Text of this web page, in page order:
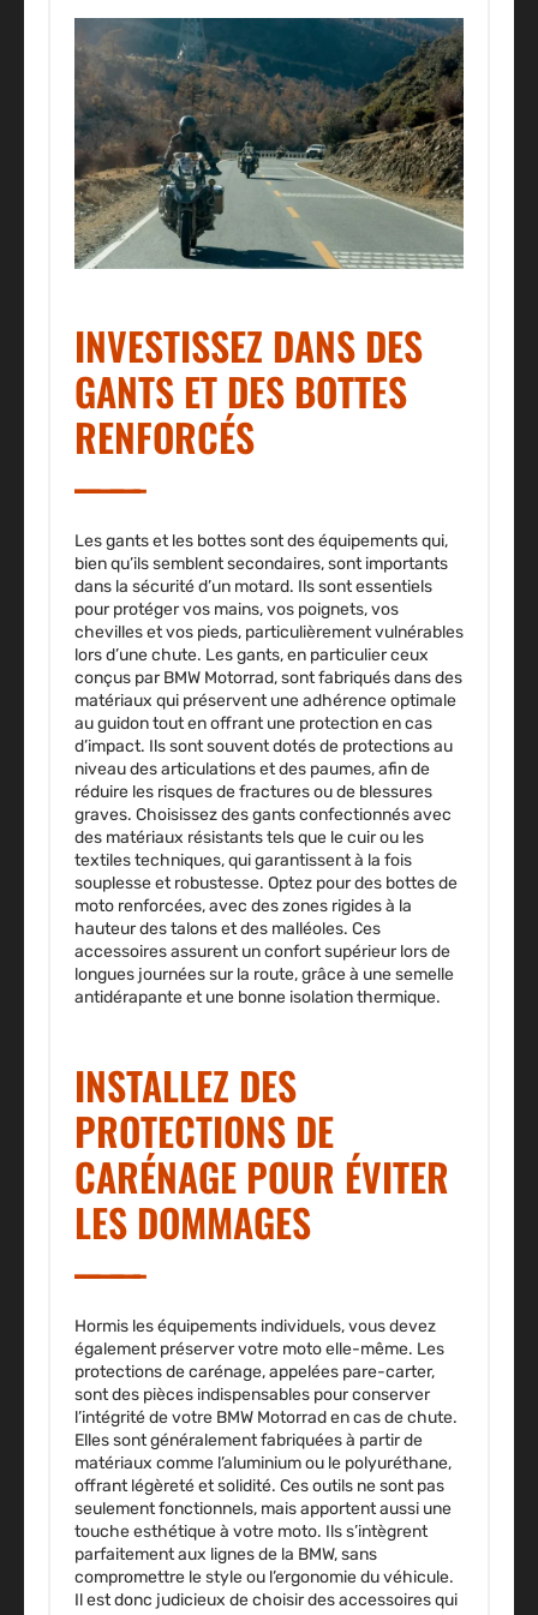
INVESTISSEZ DANS DES
GANTS ET DES BOTTES
RENFORCÉS
Les gants et les bottes sont des équipements qui,
bien qu’ils semblent secondaires, sont importants
dans la sécurité d’un motard. Ils sont essentiels
pourprotéger vos mains, vos poignets, vos
chevilleset vos pieds, particulièrement vulnérables
lors d’une chute. Les gants, en particulier ceux
conçus par BMW Motorrad, sont fabriqués dans des
matériaux qui préservent une adhérence optimale
au guidon tout en offrant une protection en cas
d’impact. Ils sont souvent dotés de protections au
niveau des articulations et des paumes, afin de
réduire les risques de fractures ou de blessures
graves. Choisissez des gants confectionnés avec
des matériaux résistants tels que le cuir ou les
textiles techniques, qui garantissent à la fois
souplesse et robustesse. Optez pour des bottes de
moto renforcées, avec des zones rigides à la
hauteur des talons et des malléoles. Ces
accessoires assurent un confort supérieur lors de
longues journées sur la route, grâce à une semelle
antidérapante et une bonne isolation thermique.
INSTALLEZ DES
PROTECTIONS DE
CARÉNAGE POUR ÉVITER
LES DOMMAGES
Hormis les équipements individuels, vous devez
également préserver votre moto elle-même. Les
protections de carénage, appelées pare-carter,
sont des pièces indispensables pour conserver
l’intégrité de votre BMW Motorrad en cas de chute.
Elles sont généralementfabriquées à partir de
matériaux comme l’aluminium ou le polyuréthane,
offrant légèreté et solidité. Ces outils ne sont pas
seulement fonctionnels, mais apportent aussi une
touche esthétique à votre moto. Ils s’intègrent
parfaitement aux lignes de la BMW, sans
compromettre le style ou l’ergonomie du véhicule.
Il est donc judicieux de choisir des accessoires qui